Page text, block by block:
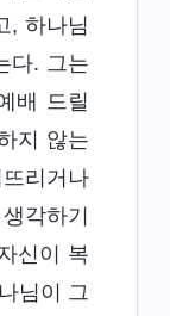
, 하나님
다. 그는
배 드릴
지 않는
리거나
각하기
신이 복
님이 그